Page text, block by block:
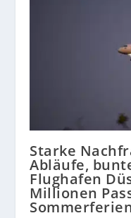
Starke
Abläufe,
Flughafen
Millionen